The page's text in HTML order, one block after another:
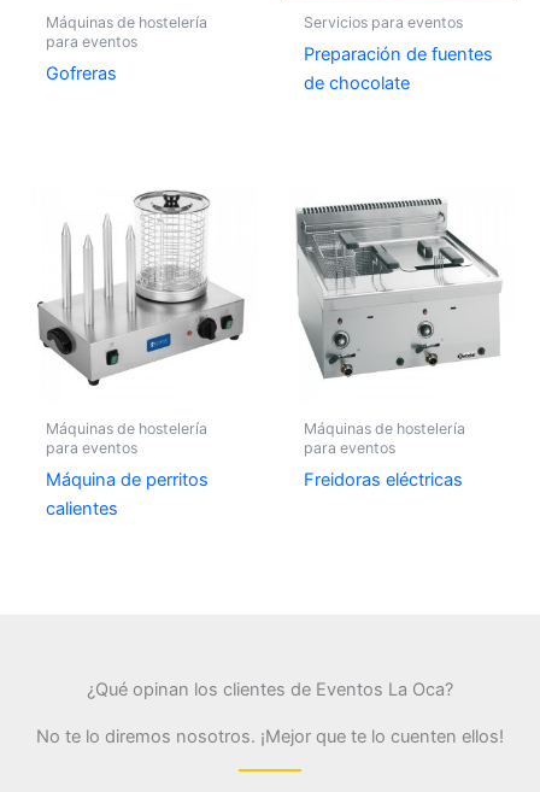
Máquinas de hostelería
para eventos
Gofreras
Servicios para eventos
Preparación de fuentes
de chocolate
Máquinas de hostelería
para eventos
Máquina de perritos
calientes
Máquinas de hostelería
para eventos
Freidoras eléctricas
¿Qué opinan los clientes de Eventos La Oca?
No te lo diremos nosotros. ¡Mejor que te lo cuenten ellos!